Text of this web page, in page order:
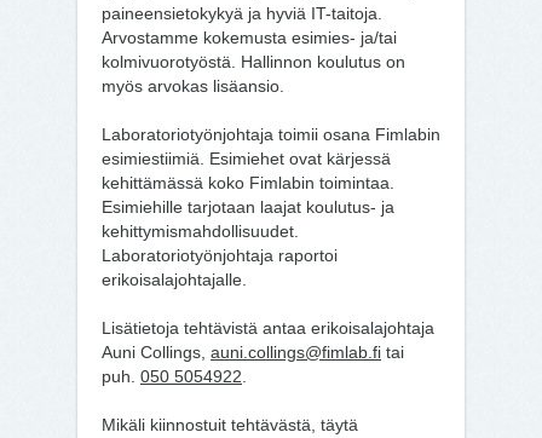
paineensietokykyä ja hyviä IT-taitoja.
Arvostamme kokemusta esimies- ja/tai
kolmivuorotyöstä. Hallinnon koulutus on
myös arvokas lisäansio.
Laboratoriotyönjohtaja toimii osana Fimlabin
esimiestiimiä. Esimiehet ovat kärjessä
kehittämässä koko Fimlabin toimintaa.
Esimiehille tarjotaan laajat koulutus- ja
kehittymismahdollisuudet.
Laboratoriotyönjohtaja raportoi
erikoisalajohtajalle.
Lisätietoja tehtävistä antaa erikoisalajohtaja
Auni Collings, auni.collings@fimlab.fi tai
puh. 050 5054922
Mikäli kiinnostuit tehtävästä, täytä